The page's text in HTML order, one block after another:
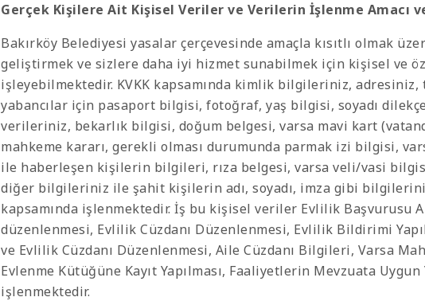
Gerçek Kişilere Ait Kişisel Veriler ve Verilerin İşlenme Amacı
Bakırköy Belediyesi yasalar çerçevesinde amaçla kısıtlı olmak
geliştirmek ve sizlere daha iyi hizmet sunabilmek için kişisel ve
işleyebilmektedir. KVKK kapsamında kimlik bilgileriniz, adresiniz,
yabancılar için pasaport bilgisi, fotoğraf, yaş bilgisi, soyadı
verileriniz, bekarlık bilgisi, doğum belgesi, varsa mavi kart
mahkeme kararı, gerekli olması durumunda parmak izi bilgisi,
ile haberleşen kişilerin bilgileri, rıza belgesi, varsa veli/vasi
diğer bilgileriniz ile şahit kişilerin adı, soyadı, imza gibi
kapsamında işlenmektedir. İş bu kişisel veriler Evlilik Başvurusu
düzenlenmesi, Evlilik Cüzdanı Düzenlenmesi, Evlilik Bildirimi
ve Evlilik Cüzdanı Düzenlenmesi, Aile Cüzdanı Bilgileri, Varsa
Evlenme Kütüğüne Kayıt Yapılması, Faaliyetlerin Mevzuata
işlenmektedir.